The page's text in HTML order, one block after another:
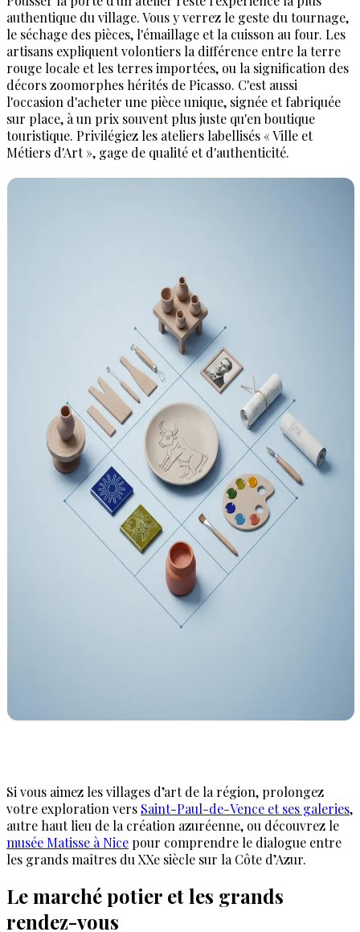
authentique du village. Vous y verrez le geste du tournage,
le séchage des pièces, l'émaillage et la cuisson au four. Les
artisans expliquent volontiers la différence entre la terre
rouge locale et les terres importées, ou la signification des
décors zoomorphes hérités de Picasso. C'est aussi
l'occasion d'acheter une pièce unique, signée et fabriquée
sur place, à un prix souvent plus juste qu'en boutique
touristique. Privilégiez les ateliers labellisés « Ville et
Métiers d'Art », gage de qualité et d'authenticité.
Si vous aimez les villages d’art de la région, prolongez
votre exploration vers Saint-Paul-de-Vence et ses galeries,
autre haut lieu de la création azuréenne, ou découvrez le
musée Matisse à Nice pour comprendre le dialogue entre
les grands maîtres du XXe siècle sur la Côte d’Azur.
Le marché potier et les grands
rendez-vous